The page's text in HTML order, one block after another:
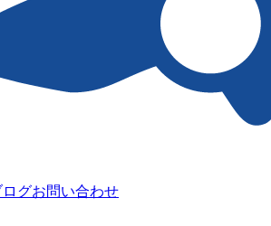
ログお問い合わせ